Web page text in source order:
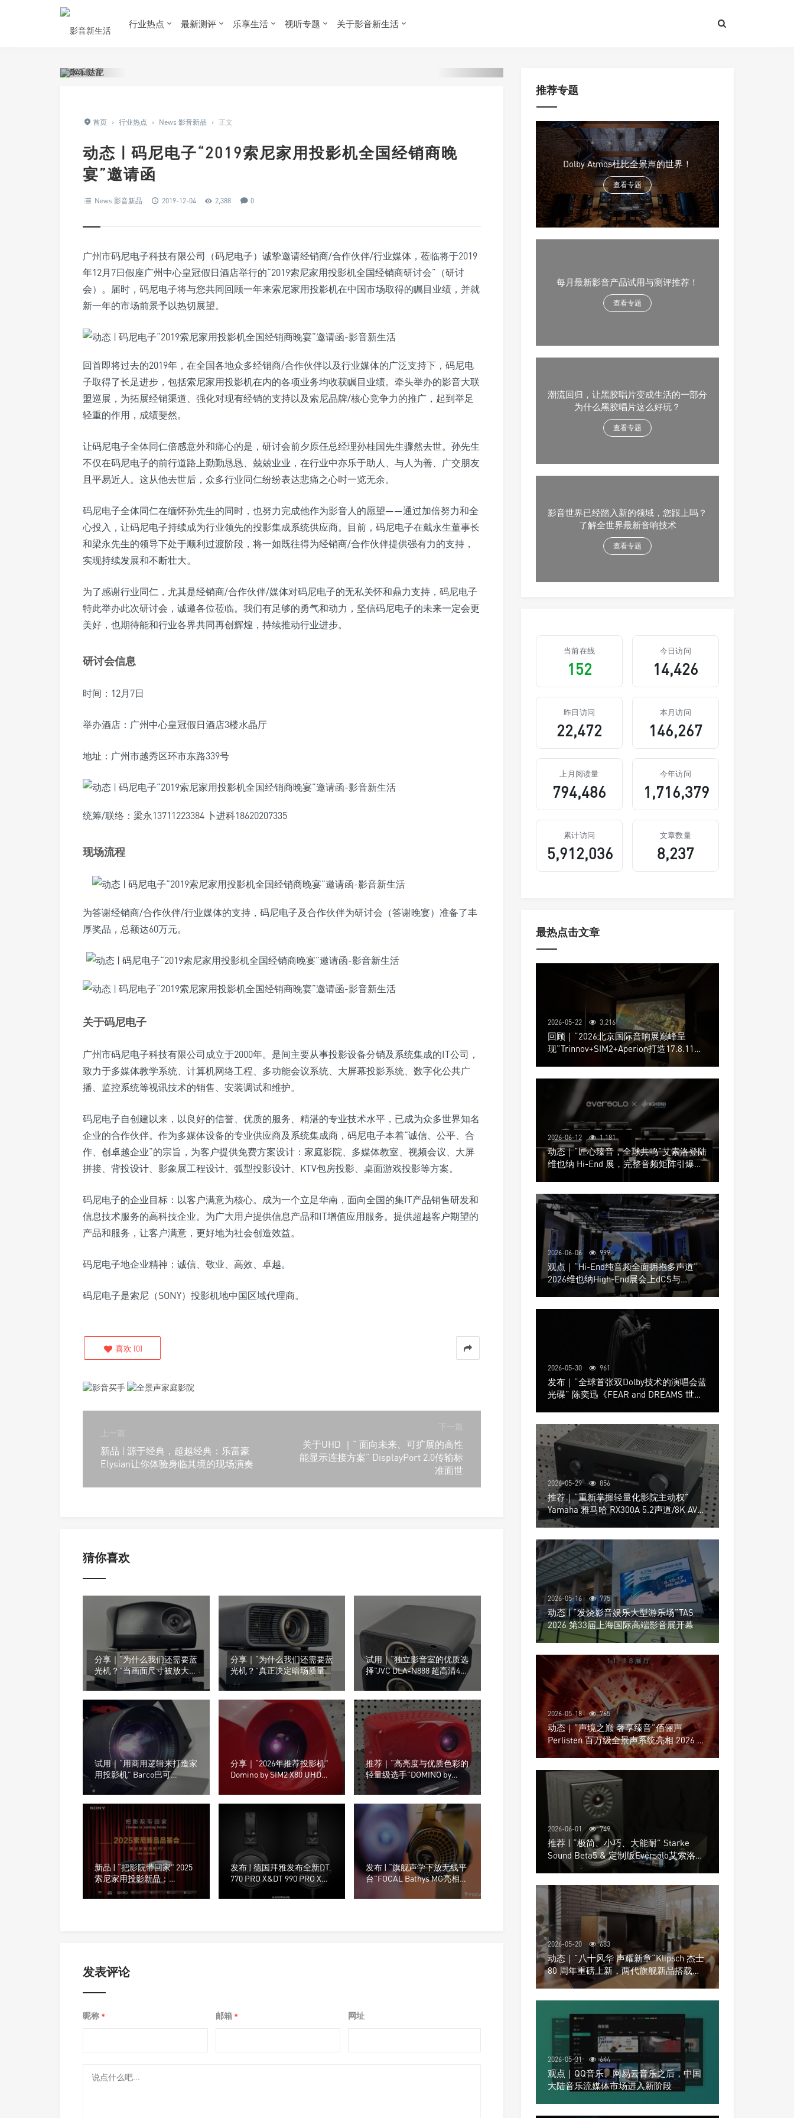
行业热点 最新测评 乐享生活 视听专题 关于影音新生活
首页 › 行业热点 › News 影音新品 › 正文
动态 | 码尼电子“2019索尼家用投影机全国经销商晚
宴”邀请函
News 影音新品 2019-12-04 2,388 0
广州市码尼电子科技有限公司（码尼电子）诚挚邀请经销商/合作伙伴/行业媒体，莅临将于2019
年12月7日假座广州中心皇冠假日酒店举行的“2019索尼家用投影机全国经销商研讨会”（研讨
会）。届时，码尼电子将与您共同回顾一年来索尼家用投影机在中国市场取得的瞩目业绩，并就
新一年的市场前景予以热切展望。
回首即将过去的2019年，在全国各地众多经销商/合作伙伴以及行业媒体的广泛支持下，码尼电
子取得了长足进步，包括索尼家用投影机在内的各项业务均收获瞩目业绩。牵头举办的影音大联
盟巡展，为拓展经销渠道、强化对现有经销的支持以及索尼品牌/核心竞争力的推广，起到举足
轻重的作用，成绩斐然。
让码尼电子全体同仁倍感意外和痛心的是，研讨会前夕原任总经理孙桂国先生骤然去世。孙先生
不仅在码尼电子的前行道路上勤勤恳恳、兢兢业业，在行业中亦乐于助人、与人为善、广交朋友
且平易近人。这从他去世后，众多行业同仁纷纷表达悲痛之心时一览无余。
码尼电子全体同仁在缅怀孙先生的同时，也努力完成他作为影音人的愿望——通过加倍努力和全
心投入，让码尼电子持续成为行业领先的投影集成系统供应商。目前，码尼电子在戴永生董事长
和梁永先生的领导下处于顺利过渡阶段，将一如既往得为经销商/合作伙伴提供强有力的支持，
实现持续发展和不断壮大。
为了感谢行业同仁，尤其是经销商/合作伙伴/媒体对码尼电子的无私关怀和鼎力支持，码尼电子
特此举办此次研讨会，诚邀各位莅临。我们有足够的勇气和动力，坚信码尼电子的未来一定会更
美好，也期待能和行业各界共同再创辉煌，持续推动行业进步。
研讨会信息
时间：12月7日
举办酒店：广州中心皇冠假日酒店3楼水晶厅
地址：广州市越秀区环市东路339号
统筹/联络：梁永13711223384 卜进科18620207335
现场流程
为答谢经销商/合作伙伴/行业媒体的支持，码尼电子及合作伙伴为研讨会（答谢晚宴）准备了丰
厚奖品，总额达60万元。
关于码尼电子
广州市码尼电子科技有限公司成立于2000年。是间主要从事投影设备分销及系统集成的IT公司，
致力于多媒体教学系统、计算机网络工程、多功能会议系统、大屏幕投影系统、数字化公共广
播、监控系统等视讯技术的销售、安装调试和维护。
码尼电子自创建以来，以良好的信誉、优质的服务、精湛的专业技术水平，已成为众多世界知名
企业的合作伙伴。作为多媒体设备的专业供应商及系统集成商，码尼电子本着“诚信、公平、合
作、创卓越企业”的宗旨，为客户提供免费方案设计：家庭影院、多媒体教室、视频会议、大屏
拼接、背投设计、影象展工程设计、弧型投影设计、KTV包房投影、桌面游戏投影等方案。
码尼电子的企业目标：以客户满意为核心。成为一个立足华南，面向全国的集IT产品销售研发和
信息技术服务的高科技企业。为广大用户提供信息产品和IT增值应用服务。提供超越客户期望的
产品和服务，让客户满意，更好地为社会创造效益。
码尼电子地企业精神：诚信、敬业、高效、卓越。
码尼电子是索尼（SONY）投影机地中国区域代理商。
喜欢 (0)
上一篇
新品 | 源于经典，超越经典：乐富豪
Elysian让你体验身临其境的现场演奏
下一篇
关于UHD ｜“ 面向未来、可扩展的高性
能显示连接方案” DisplayPort 2.0传输标
准面世
猜你喜欢
分享｜“为什么我们还需要蓝
光机？”当画面尺寸被放大，
信号源的重要性才真正显现
分享｜“为什么我们还需要蓝
光机？”真正决定暗场质量
的，从来不只是投影机
试用｜“独立影音室的优质选
择”JVC DLA-N888 超高清4K
投影机
试用｜“用商用逻辑来打造家
用投影机” Barco巴可
Heimdall+ 4K UHD 3色激光
投影机
分享｜“2026年推荐投影机”
Domino by SIM2 X80 UHD投
推荐｜“高亮度与优质色彩的
轻量级选手”DOMINO by
SIM2 X80投影机
新品 | “把影院带回家” 2025
索尼家用投影新品：
P7（VPL-XW5100）
发布 | 德国拜雅发布全新DT
770 PRO X&DT 990 PRO X专
业监听耳机
发布 | “旗舰声学下放无线平
台”FOCAL Bathys MG亮相上
发表评论
昵称 * 邮箱 * 网址
推荐专题
Dolby Atmos杜比全景声的世界！
查看专题
每月最新影音产品试用与测评推荐！
查看专题
潮流回归，让黑胶唱片变成生活的一部分
为什么黑胶唱片这么好玩？
查看专题
影音世界已经踏入新的领域，您跟上吗？
了解全世界最新音响技术
查看专题
当前在线
152
今日访问
14,426
昨日访问
22,472
本月访问
146,267
上月阅读量
794,486
今年访问
1,716,379
累计访问
5,912,036
文章数量
8,237
最热点击文章
2026-05-22 3,216
回顾｜“2026北京国际音响展巅峰呈
现”Trinnov+SIM2+Aperion打造17.8.11声
2026-06-12 1,181
动态｜“匠心臻音，全球共鸣”艾索洛登陆
维也纳 Hi-End 展，完整音频矩阵引爆关
2026-06-06 999
观点｜“Hi-End纯音频全面拥抱多声道”
2026维也纳High-End展会上dCS与
Trinnov Audio搭建多声道演示系统
2026-05-30 961
发布｜“全球首张双Dolby技术的演唱会蓝
光碟” 陈奕迅《FEAR and DREAMS 世界
2026-05-29 856
推荐｜“重新掌握轻量化影院主动权”
Yamaha 雅马哈 RX300A 5.2声道/8K AV放
大器
2026-05-16 775
动态 | “发烧影音娱乐大型游乐场”TAS
2026 第33届上海国际高端影音展开幕
2026-05-18 765
动态｜”声境之巅 奢享臻音”佰俪声
Perlisten 百万级全景声系统亮相 2026 北
京国际音响展
2026-06-01 749
推荐 | “极简、小巧、大能耐” Starke
Sound Beta5 & 定制版Eversolo艾索洛
Play音响组合
2026-05-20 683
动态｜”八十风华 声耀新章“Klipsch 杰士
80 周年重磅上新，两代旗舰新品搭载硬
核配置音质再升级
2026-05-31 644
观点｜QQ音乐、网易云音乐之后，中国
大陆音乐流媒体市场进入新阶段